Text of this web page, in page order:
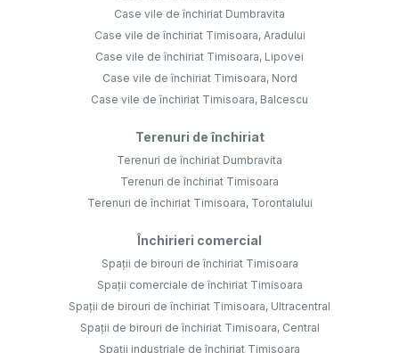
Case vile de închiriat Dumbravita
Case vile de închiriat Timisoara, Aradului
Case vile de închiriat Timisoara, Lipovei
Case vile de închiriat Timisoara, Nord
Case vile de închiriat Timisoara, Balcescu
Terenuri de închiriat
Terenuri de închiriat Dumbravita
Terenuri de închiriat Timisoara
Terenuri de închiriat Timisoara, Torontalului
Închirieri comercial
Spații de birouri de închiriat Timisoara
Spații comerciale de închiriat Timisoara
Spații de birouri de închiriat Timisoara, Ultracentral
Spații de birouri de închiriat Timisoara, Central
Spații industriale de închiriat Timisoara